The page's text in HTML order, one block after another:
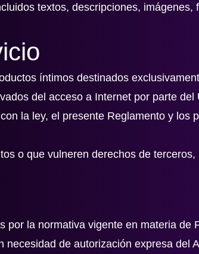
textos, descripciones,
íntimos destinados
del acceso a Internet por parte del
la ley, el presente Reglamento y
o que vulneren derechos de
la normativa vigente en materia de
de autorización expresa del